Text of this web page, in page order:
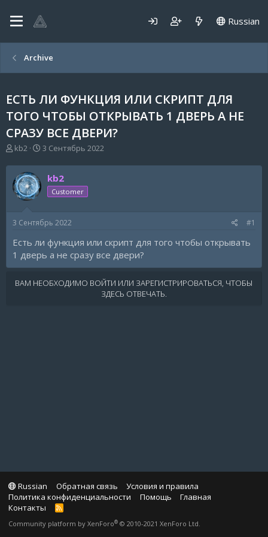
Russian
Archive
ЕСТЬ ЛИ ФУНКЦИЯ ИЛИ СКРИПТ ДЛЯ
ТОГО ЧТОБЫ ОТКРЫВАТЬ 1 ДВЕРЬ А НЕ
СРАЗУ ВСЕ ДВЕРИ?
А
т
о
р
м
kb2
Д
т
а
а
3 Сентябрь 2022
kb2
Customer
3 Сентябрь 2022 #1
Есть ли функция или скрипт для того чтобы открывать
1 дверь а не сразу все двери?
ВАМ НЕОБХОДИМО ВОЙТИ ИЛИ ЗАРЕГИСТРИРОВАТЬСЯ, ЧТОБЫ
ЗДЕСЬ ОТВЕЧАТЬ.
Russian Обратная связь
Условия и правила
Политика конфиденциальности
Помощь
Главная
Контакты
R
S
Community platform by XenForo® © 2010-2021 XenForo Ltd.